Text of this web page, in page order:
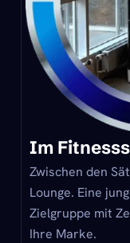
Im
Zwischen den
Lounge. Eine
Zielgruppe mit
Ihre Marke.